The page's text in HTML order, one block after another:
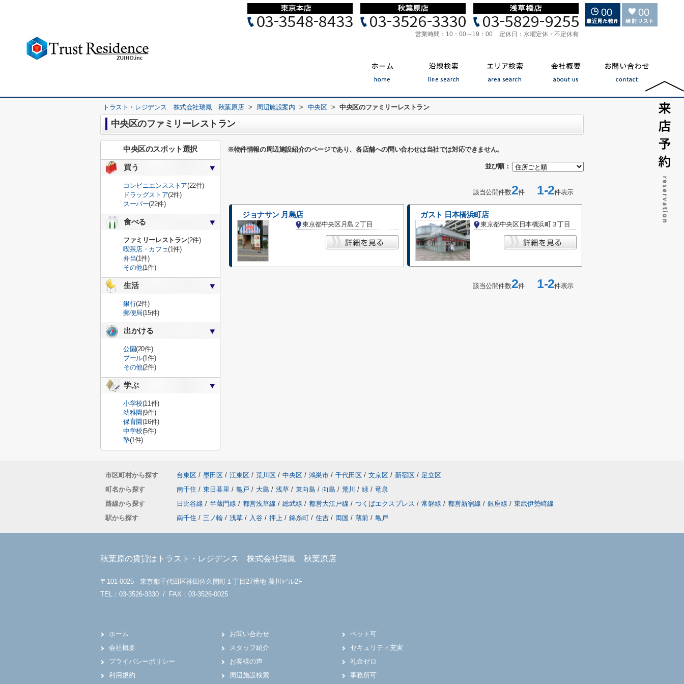
営業時間： 10：00～19：00 定休日： 水曜定休・不定休有
00 00
トラスト・レジデンス 株式会社瑞鳳 秋葉原店 > 周辺施設案内 > 中央区 > 中央区のファミリーレストラン
中央区のファミリーレストラン
※物件情報の周辺施設紹介のページであり、各店舗への問い合わせは当社では対応できません。
並び順：
該当公開件数2件1-2件表示
ジョナサン 月島店
東京都中央区月島２丁目
ガスト 日本橋浜町店
東京都中央区日本橋浜町３丁目
該当公開件数2件1-2件表示
中央区のスポット選択
買う
コンビニエンスストア(22件)
ドラッグストア(2件)
スーパー(22件)
食べる
ファミリーレストラン(2件)
喫茶店・カフェ(1件)
弁当(1件)
その他(1件)
生活
銀行(2件)
郵便局(15件)
出かける
公園(20件)
プール(1件)
その他(2件)
学ぶ
小学校(11件)
幼稚園(9件)
保育園(16件)
中学校(5件)
塾(1件)
市区町村から探す 台東区 / 墨田区 / 江東区 / 荒川区 / 中央区 / 鴻巣市 / 千代田区 / 文京区 / 新宿区 / 足立区
町名から探す
南千住 / 東日暮里 / 亀戸 / 大島 / 浅草 / 東向島 / 向島 / 荒川 / 緑 / 竜泉
路線から探す
日比谷線 / 半蔵門線 / 都営浅草線 / 総武線 / 都営大江戸線 / つくばエクスプレス / 常磐線 / 都営新宿線 / 銀座線 / 東武伊勢崎線
駅から探す
南千住 / 三ノ輪 / 浅草 / 入谷 / 押上 / 錦糸町 / 住吉 / 両国 / 蔵前 / 亀戸
秋葉原の賃貸はトラスト・レジデンス 株式会社瑞鳳 秋葉原店
〒101-0025 東京都千代田区神田佐久間町１丁目27番地 藤川ビル2F
TEL：03-3526-3330 / FAX：03-3526-0025
ホーム
会社概要
プライバシーポリシー
利用規約
お問い合わせ
スタッフ紹介
お客様の声
周辺施設検索
ペット可
セキュリティ充実
礼金ゼロ
事務所可